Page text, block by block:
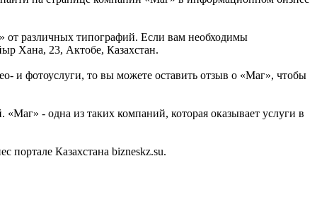
от различных типографий. Если вам необходимы
Хана, 23, Актобе, Казахстан.
и фотоуслуги, то вы можете оставить отзыв о «Маг», чтобы
- одна из таких компаний, которая оказывает услуги в
Казахстана bizneskz.su.